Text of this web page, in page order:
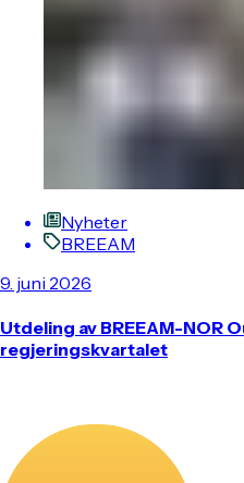
Nyheter
BREEAM
9. juni 2026
Utdeling av BREEAM-
regjeringskvartalet